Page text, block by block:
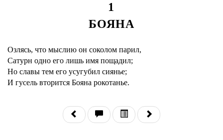
1
БОЯНА
Озлясь, что мыслию он соколом парил,
Сатурн одно его лишь имя пощадил;
Но славы тем его усугубил сиянье;
И гусель вторится Бояна рокотанье.